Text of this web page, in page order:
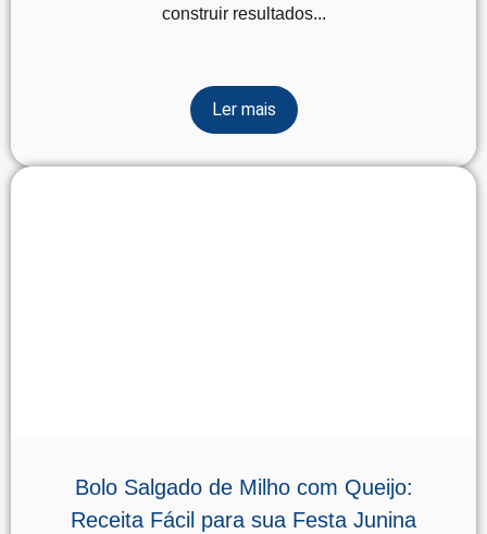
construir resultados...
Ler mais
Bolo Salgado de Milho com Queijo:
Receita Fácil para sua Festa Junina